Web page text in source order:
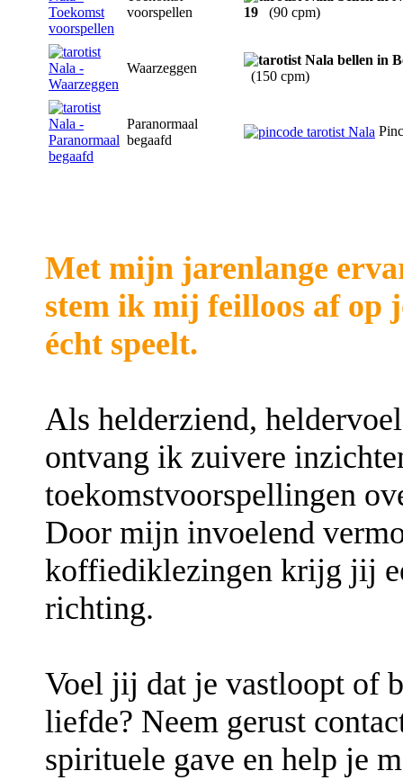
voorspellen
19 (90 cpm)
Waarzeggen
(150 cpm)
Paranormaal
begaafd
Met mijn jarenlange
stem ik mij feilloos af op
écht speelt.
Als helderziend,
ontvang ik zuivere
toekomstvoorspellingen
Door mijn invoelend
koffiediklezingen krijg jij
richting.
Voel jij dat je vastloopt of
liefde? Neem gerust
spirituele gave en help je